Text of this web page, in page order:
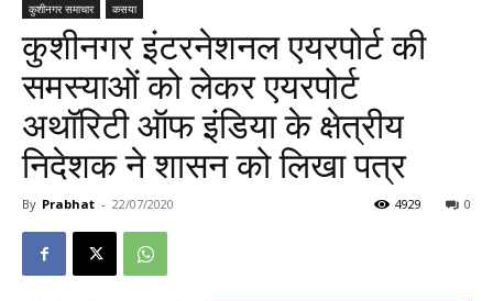
कुशीनगर समाचार कसया
कुशीनगर इंटरनेशनल एयरपोर्ट की
समस्याओं को लेकर एयरपोर्ट
अथॉरिटी ऑफ इंडिया के क्षेत्रीय
निदेशक ने शासन को लिखा पत्र
By Prabhat - 22/07/2020 0
4929